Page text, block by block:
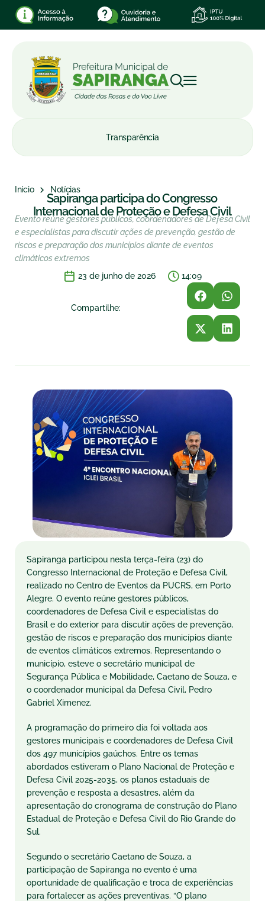
Transparência
Início Notícias
Sapiranga participa do Congresso
Internacional de Proteção e Defesa Civil
Evento reúne gestores públicos, coordenadores de Defesa Civil
e especialistas para discutir ações de prevenção, gestão de
riscos e preparação dos municípios diante de eventos
climáticos extremos
23 de junho de 2026
14:09
Compartilhe:
Sapiranga participou nesta terça-feira (23) do
Congresso Internacional de Proteção e Defesa Civil,
realizado no Centro de Eventos da PUCRS, em Porto
Alegre. O evento reúne gestores públicos,
coordenadores de Defesa Civil e especialistas do
Brasil e do exterior para discutir ações de prevenção,
gestão de riscos e preparação dos municípios diante
de eventos climáticos extremos. Representando o
município, esteve o secretário municipal de
Segurança Pública e Mobilidade, Caetano de Souza, e
o coordenador municipal da Defesa Civil, Pedro
Gabriel Ximenez.
A programação do primeiro dia foi voltada aos
gestores municipais e coordenadores de Defesa Civil
dos 497 municípios gaúchos. Entre os temas
abordados estiveram o Plano Nacional de Proteção e
Defesa Civil 2025-2035, os planos estaduais de
prevenção e resposta a desastres, além da
apresentação do cronograma de construção do Plano
Estadual de Proteção e Defesa Civil do Rio Grande do
Sul.
Segundo o secretário Caetano de Souza, a
participação de Sapiranga no evento é uma
oportunidade de qualificação e troca de experiências
para fortalecer as ações preventivas. “O plano